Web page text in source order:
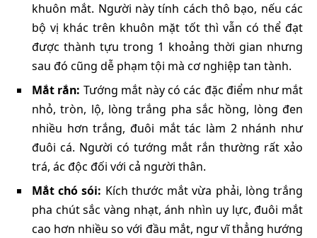
khuôn mắt. Người này tính cách thô bạo, nếu các
bộ vị khác trên khuôn mặt tốt thì vẫn có thể đạt
được thành tựu trong 1 khoảng thời gian nhưng
sau đó cũng dễ phạm tội mà cơ nghiệp tan tành.
Mắt rắn: Tướng mắt này có các đặc điểm như mắt
nhỏ, tròn, lộ, lòng trắng pha sắc hồng, lòng đen
nhiều hơn trắng, đuôi mắt tác làm 2 nhánh như
đuôi cá. Người có tướng mắt rắn thường rất xảo
trá, ác độc đối với cả người thân.
Mắt chó sói: Kích thước mắt vừa phải, lòng trắng
pha chút sắc vàng nhạt, ánh nhìn uy lực, đuôi mắt
cao hơn nhiều so với đầu mắt, ngư vĩ thẳng hướng